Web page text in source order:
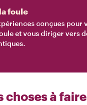
foule
conçues pour
et vous diriger vers
choses à